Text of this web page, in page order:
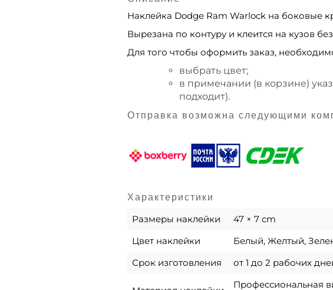
Наклейка Dodge Ram Warlock на боковые
Вырезана по контуру и клеится на кузов
Для того чтобы оформить заказ,
выбрать цвет;
в примечании (в корзине)
подходит).
Отправка возможна следующими
Характеристики
Размеры наклейки
47 × 7 cm
Цвет наклейки
Белый, Желтый,
Срок изготовления
от 1 до 2 рабочих
Профессиональная